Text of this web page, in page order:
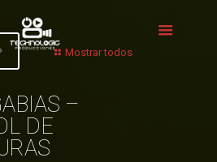
Mostrar todos
–
DE